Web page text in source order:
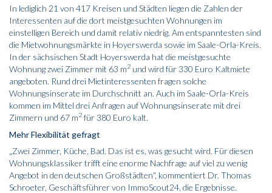
In lediglich 21 von 417 Kreisen und Städten liegen die Zahlen der
Interessenten auf die dort meistgesuchten Wohnungen im
einstelligen Bereich und damit relativ niedrig. Am entspanntesten sind
die Mietwohnungsmärkte in Hoyerswerda sowie im Saale-Orla-Kreis.
In der sächsischen Stadt Hoyerswerda hat die meistgesuchte
Wohnung zwei Zimmer mit 63 m2 und wird für 330 Euro Kaltmiete
angeboten. Rund drei Mietinteressenten fragen solche
Wohnungsinserate im Durchschnitt an. Auch im Saale-Orla-Kreis
kommen im Mittel drei Anfragen auf Wohnungsinserate mit drei
Zimmern und 67 m2 für 380 Euro kalt.
Mehr Flexibilität gefragt
„Zwei Zimmer, Küche, Bad. Das ist es, was gesucht wird. Für diesen
Wohnungsklassiker trifft eine enorme Nachfrage auf viel zu wenig
Angebot in den deutschen Großstädten“, kommentiert Dr. Thomas
Schroeter, Geschäftsführer von ImmoScout24, die Ergebnisse.